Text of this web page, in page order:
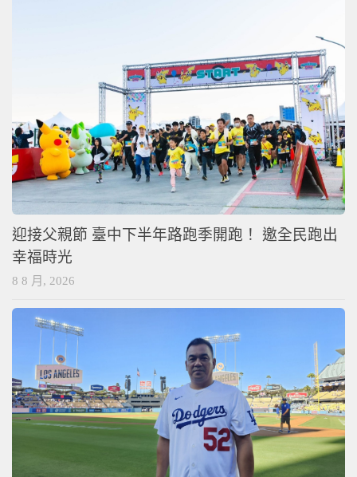
迎接父親節 臺中下半年路跑季開跑！ 邀全民跑出
幸福時光
8 8 月, 2026